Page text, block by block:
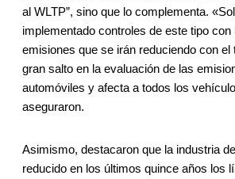
al WLTP”, sino que lo complementa.
implementado controles de este tipo con
emisiones que se irán reduciendo con el
gran salto en la evaluación de las
automóviles y afecta a todos los
aseguraron.
Asimismo, destacaron que la industria
reducido en los últimos quince años los